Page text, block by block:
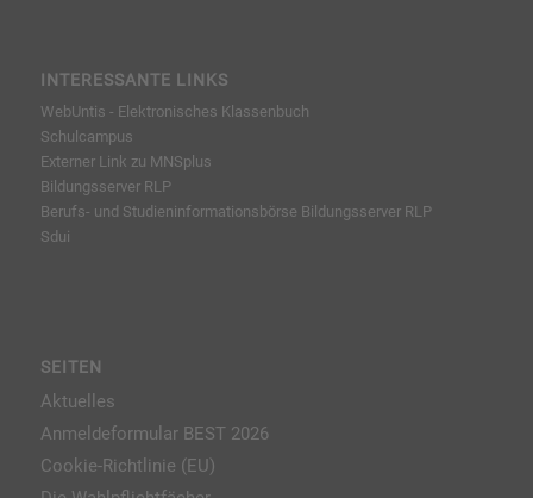
INTERESSANTE LINKS
WebUntis - Elektronisches Klassenbuch
Schulcampus
Externer Link zu MNSplus
Bildungsserver RLP
Berufs- und Studieninformationsbörse Bildungsserver RLP
Sdui
SEITEN
Aktuelles
Anmeldeformular BEST 2026
Cookie-Richtlinie (EU)